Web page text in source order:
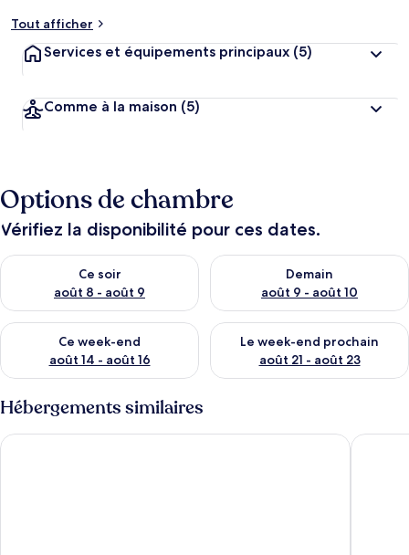
Tout afficher
Services et équipements principaux (5)
Comme à la maison (5)
Options de chambre
Vérifiez la disponibilité pour ces dates.
Ce soir
août 8 - août 9
Vérifier la disponibilité pour ce soir août 8 - août 9
Demain
août 9 - août 10
Vérifier la disponibilité pour
Ce week-end
août 14 - août 16
Vérifier la disponibilité pour ce week-end août 14 - août 16
Le week-end prochain
août 21 - août 23
Vérifier la disponibilité pour
Hébergements similaires
Hyatt Regency Aqaba Ayla Resort Luxotel